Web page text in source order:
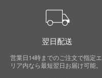
local_shipping
翌日配送
営業日14時までのご注文で指定エ
リア内なら最短翌日お届け可能。